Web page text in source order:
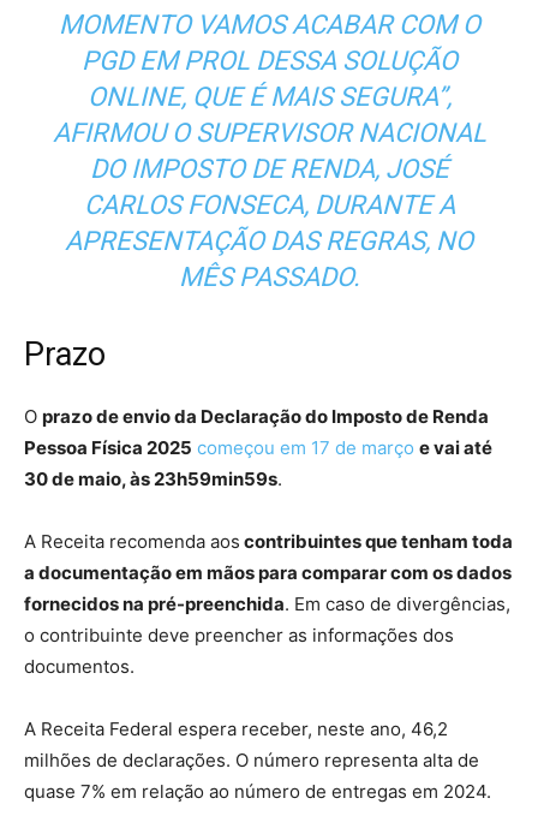
MOMENTO VAMOS ACABAR COM O
PGD EM PROL DESSA SOLUÇÃO
ONLINE, QUE É MAIS SEGURA”,
AFIRMOU O SUPERVISOR NACIONAL
DO IMPOSTO DE RENDA, JOSÉ
CARLOS FONSECA, DURANTE A
APRESENTAÇÃO DAS REGRAS, NO
MÊS PASSADO.
Prazo
O prazo de envio da Declaração do Imposto de Renda
Pessoa Física 2025 começou em 17 de março e vai até
30 de maio, às 23h59min59s.
A Receita recomenda aos contribuintes que tenham toda
a documentação em mãos para comparar com os dados
fornecidos na pré-preenchida. Em caso de divergências,
o contribuinte deve preencher as informações dos
documentos.
A Receita Federal espera receber, neste ano, 46,2
milhões de declarações. O número representa alta de
quase 7% em relação ao número de entregas em 2024.